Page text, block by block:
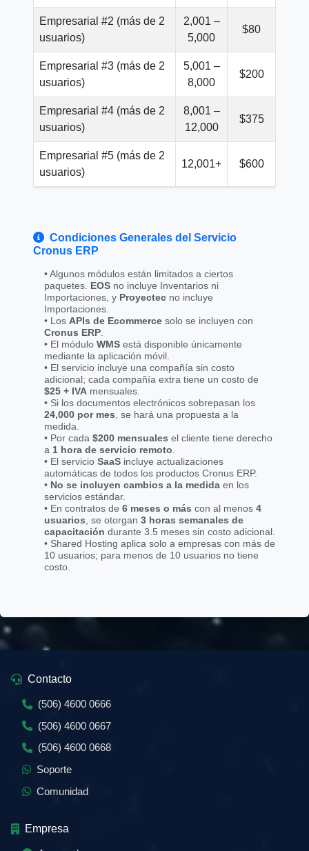
Empresarial #2 (más de 2
usuarios)
2,001 –
5,000
$80
Empresarial #3 (más de 2
usuarios)
5,001 –
8,000
$200
Empresarial #4 (más de 2
usuarios)
8,001 –
12,000
$375
Empresarial #5 (más de 2
usuarios)
12,001+ $600
Condiciones Generales del Servicio
Cronus ERP
• Algunos módulos están limitados a ciertos
paquetes. EOS no incluye Inventarios ni
Importaciones, y Proyectec no incluye
Importaciones.
• Los APIs de Ecommerce solo se incluyen con
Cronus ERP.
• El módulo WMS está disponible únicamente
mediante la aplicación móvil.
• El servicio incluye una compañía sin costo
adicional; cada compañía extra tiene un costo de
$25 + IVA mensuales.
• Si los documentos electrónicos sobrepasan los
24,000 por mes, se hará una propuesta a la
medida.
• Por cada $200 mensuales el cliente tiene derecho
a 1 hora de servicio remoto.
• El servicio SaaS incluye actualizaciones
automáticas de todos los productos Cronus ERP.
• No se incluyen cambios a la medida en los
servicios estándar.
• En contratos de 6 meses o más con al menos 4
usuarios, se otorgan 3 horas semanales de
capacitación durante 3.5 meses sin costo adicional.
• Shared Hosting aplica solo a empresas con más de
10 usuarios; para menos de 10 usuarios no tiene
costo.
Contacto
(506) 4600 0666
(506) 4600 0667
(506) 4600 0668
Soporte
Comunidad
Empresa